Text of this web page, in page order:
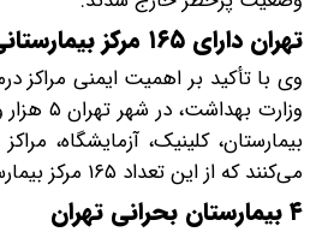
تهران دارای ۱۶۵ مرکز بیمارستانی است
وی با تأکید بر اهمیت ایمنی مراکز
بیمارستان، کلینیک، آزمایشگاه،
می‌کنند که از این تعداد ۱۶۵ مرکز بیمارستانی هستند.
۴ بیمارستان بحرانی تهران